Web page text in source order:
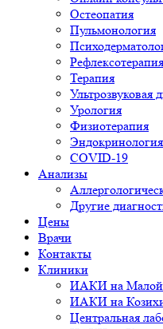
Остеопатия
Пульмонология
Рефлексотерапия
Терапия
Ультрозвуковая
Урология
Физиотерапия
Эндокринология
COVID-19
Анализы
Другие
Цены
Врачи
Контакты
Клиники
ИАКИ на Малой
ИАКИ на
Центральная